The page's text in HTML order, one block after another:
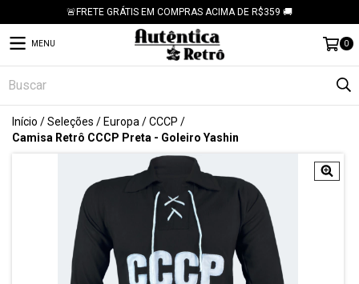
🚨FRETE GRÁTIS EM COMPRAS ACIMA DE R$359 🚚
MENU 0
Início /Seleções / Europa /CCCP /
Camisa Retrô CCCP Preta - Goleiro Yashin